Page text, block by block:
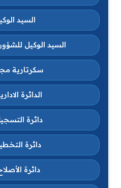
السيد
السيد الوكيل
سكرتارية
الدائرة
دائرة
دائرة
دائرة